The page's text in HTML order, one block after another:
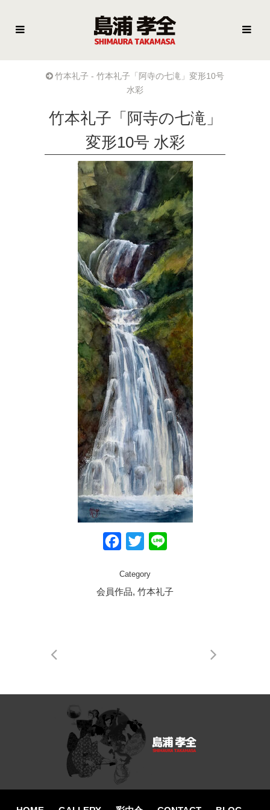
竹本礼子 - 竹本礼子「阿寺の七滝」変形10号
水彩
竹本礼子「阿寺の七滝」
変形10号 水彩
Facebook
Twitter
Category
会員作品, 竹本礼子